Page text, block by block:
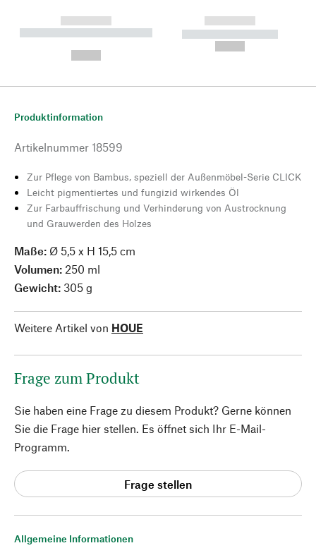
------------
----------- ----------- --------
------------
----------- -----------
Allgemeine Informationen
Produktinformation
Artikelnummer 18599
Zur Pflege von Bambus, speziell der Außenmöbel-Serie CLICK
Leicht pigmentiertes und fungizid wirkendes Öl
Zur Farbauffrischung und Verhinderung von Austrocknung
und Grauwerden des Holzes
Maße: Ø 5,5 x H 15,5 cm
Volumen: 250 ml
Gewicht: 305 g
Weitere Artikel von HOUE
Frage zum Produkt
Sie haben eine Frage zu diesem Produkt? Gerne können
Sie die Frage hier stellen. Es öffnet sich Ihr E-Mail-
Programm.
Frage stellen